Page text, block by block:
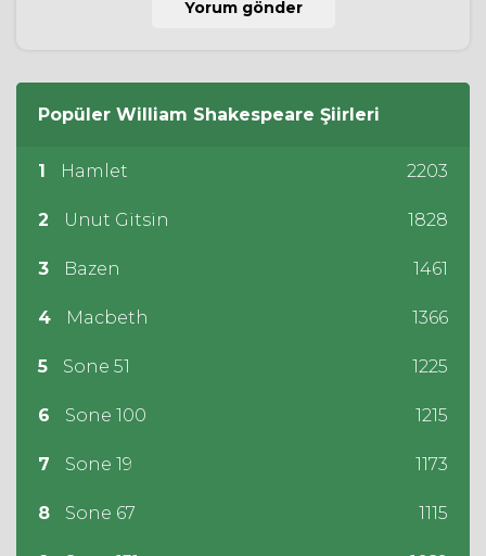
Popüler William Shakespeare Şiirleri
1 Hamlet 2203
2 Unut Gitsin 1828
3 Bazen 1461
4 Macbeth 1366
5 Sone 51 1225
6 Sone 100 1215
7 Sone 19 1173
8 Sone 67 1115